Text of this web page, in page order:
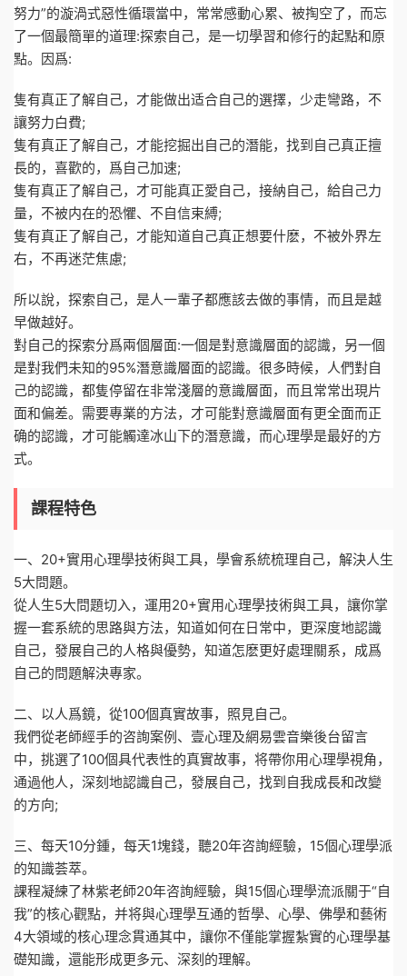
努力”的漩渦式惡性循環當中，常常感動心累、被掏空了，而忘
了一個最簡單的道理:探索自己，是一切學習和修行的起點和原
點。因爲:
隻有真正了解自己，才能做出适合自己的選擇，少走彎路，不
讓努力白費;
隻有真正了解自己，才能挖掘出自己的潛能，找到自己真正擅
長的，喜歡的，爲自己加速;
隻有真正了解自己，才可能真正愛自己，接納自己，給自己力
量，不被内在的恐懼、不自信束縛;
隻有真正了解自己，才能知道自己真正想要什麽，不被外界左
右，不再迷茫焦慮;
所以說，探索自己，是人一輩子都應該去做的事情，而且是越
早做越好。
對自己的探索分爲兩個層面:一個是對意識層面的認識，另一個
是對我們未知的95%潛意識層面的認識。很多時候，人們對自
己的認識，都隻停留在非常淺層的意識層面，而且常常出現片
面和偏差。需要專業的方法，才可能對意識層面有更全面而正
确的認識，才可能觸達冰山下的潛意識，而心理學是最好的方
式。
課程特色
一、20+實用心理學技術與工具，學會系統梳理自己，解決人生
5大問題。
從人生5大問題切入，運用20+實用心理學技術與工具，讓你掌
握一套系統的思路與方法，知道如何在日常中，更深度地認識
自己，發展自己的人格與優勢，知道怎麽更好處理關系，成爲
自己的問題解決專家。
二、以人爲鏡，從100個真實故事，照見自己。
我們從老師經手的咨詢案例、壹心理及網易雲音樂後台留言
中，挑選了100個具代表性的真實故事，将帶你用心理學視角，
通過他人，深刻地認識自己，發展自己，找到自我成長和改變
的方向;
三、每天10分鍾，每天1塊錢，聽20年咨詢經驗，15個心理學派
的知識荟萃。
課程凝練了林紫老師20年咨詢經驗，與15個心理學流派關于“自
我”的核心觀點，并将與心理學互通的哲學、心學、佛學和藝術
4大領域的核心理念貫通其中，讓你不僅能掌握紮實的心理學基
礎知識，還能形成更多元、深刻的理解。